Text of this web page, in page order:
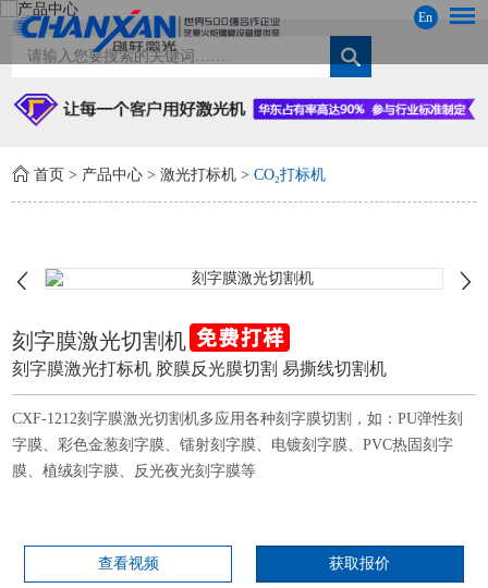
En
首页 > 产品中心 >激光打标机 >CO₂打标机
刻字膜激光切割机
刻字膜激光打标机 胶膜反光膜切割 易撕线切割机
CXF-1212刻字膜激光切割机多应用各种刻字膜切割，如：PU弹性刻
字膜、彩色金葱刻字膜、镭射刻字膜、电镀刻字膜、PVC热固刻字
膜、植绒刻字膜、反光夜光刻字膜等
查看视频 获取报价